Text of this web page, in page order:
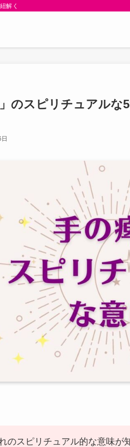
解く
」のスピリチュアル
のスピリチュアル的な意味が